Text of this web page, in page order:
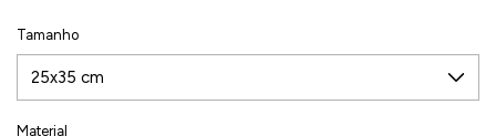
Tamanho
Material